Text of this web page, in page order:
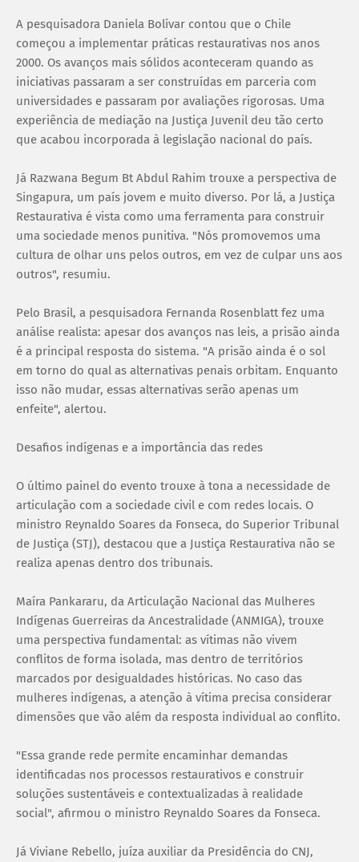
A pesquisadora Daniela Bolívar contou que o Chile
começou a implementar práticas restaurativas nos anos
2000. Os avanços mais sólidos aconteceram quando as
iniciativas passaram a ser construídas em parceria com
universidades e passaram por avaliações rigorosas. Uma
experiência de mediação na Justiça Juvenil deu tão certo
que acabou incorporada à legislação nacional do país.
Já Razwana Begum Bt Abdul Rahim trouxe a perspectiva de
Singapura, um país jovem e muito diverso. Por lá, a Justiça
Restaurativa é vista como uma ferramenta para construir
uma sociedade menos punitiva. "Nós promovemos uma
cultura de olhar uns pelos outros, em vez de culpar uns aos
outros", resumiu.
Pelo Brasil, a pesquisadora Fernanda Rosenblatt fez uma
análise realista: apesar dos avanços nas leis, a prisão ainda
é a principal resposta do sistema. "A prisão ainda é o sol
em torno do qual as alternativas penais orbitam. Enquanto
isso não mudar, essas alternativas serão apenas um
enfeite", alertou.
Desafios indígenas e a importância das redes
O último painel do evento trouxe à tona a necessidade de
articulação com a sociedade civil e com redes locais. O
ministro Reynaldo Soares da Fonseca, do Superior Tribunal
de Justiça (STJ), destacou que a Justiça Restaurativa não se
realiza apenas dentro dos tribunais.
Maíra Pankararu, da Articulação Nacional das Mulheres
Indígenas Guerreiras da Ancestralidade (ANMIGA), trouxe
uma perspectiva fundamental: as vítimas não vivem
conflitos de forma isolada, mas dentro de territórios
marcados por desigualdades históricas. No caso das
mulheres indígenas, a atenção à vítima precisa considerar
dimensões que vão além da resposta individual ao conflito.
"Essa grande rede permite encaminhar demandas
identificadas nos processos restaurativos e construir
soluções sustentáveis e contextualizadas à realidade
social", afirmou o ministro Reynaldo Soares da Fonseca.
Já Viviane Rebello, juíza auxiliar da Presidência do CNJ,